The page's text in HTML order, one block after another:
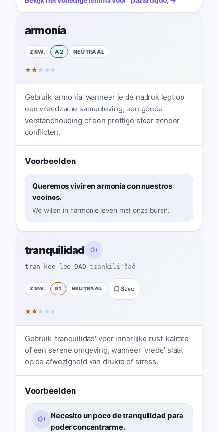
armonía
ZNW. A2 NEUTRAAL
★★ ★ ★ ★
Gebruik 'armonía' wanneer je de nadruk legt op
een vreedzame samenleving, een goede
verstandhouding of een prettige sfeer zonder
conflicten.
Voorbeelden
Queremos vivir en armonía con nuestros
vecinos.
We willen in harmonie leven met onze buren.
tranquilidad
tran-kee-lee-DAD tɾaŋkiliˈðað
ZNW. B1 NEUTRAAL Save
★★ ★ ★ ★
Gebruik 'tranquilidad' voor innerlijke rust, kalmte
of een serene omgeving, wanneer 'vrede' slaat
op de afwezigheid van drukte of stress.
Voorbeelden
Necesito un poco de tranquilidad para
poder concentrarme.